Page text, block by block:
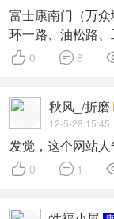
富士康南门（万
环一路、油松路
 0  8
秋风_/折磨
12-5-28 15:45
发觉，这个网站人
 0  1